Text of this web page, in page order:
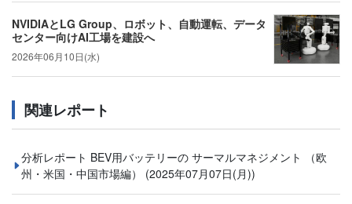
NVIDIAとLG Group、ロボット、自動運転、データ
センター向けAI工場を建設へ
2026年06月10日(水)
関連レポート
分析レポート BEV用バッテリーの サーマルマネジメント （欧
州・米国・中国市場編） (2025年07月07日(月))